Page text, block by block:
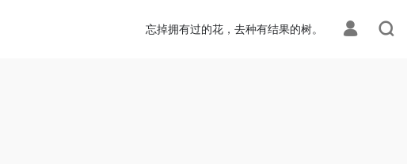
忘掉拥有过的花，去种有结果的树。